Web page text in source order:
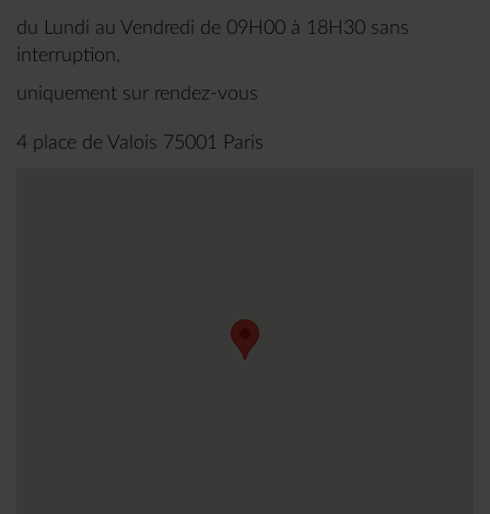
du Lundi au Vendredi de 09H00 à 18H30 sans
interruption,
uniquement sur rendez-vous
4 place de Valois 75001 Paris